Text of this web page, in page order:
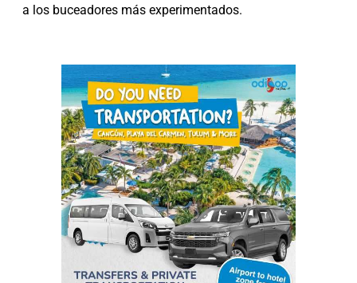
a los buceadores más experimentados.